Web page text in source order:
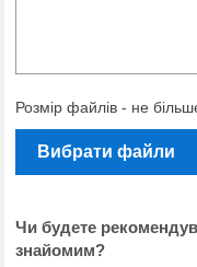
Розмір файлів - не
Вибрати файли
Чи будете
знайомим?